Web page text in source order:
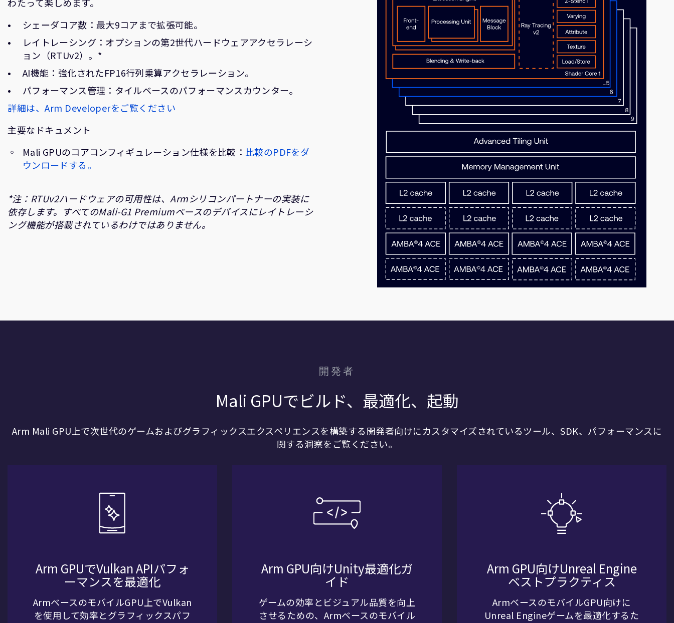
シェーダコア数：最大9コアまで拡張可能。
レイトレーシング：オプションの第2世代ハードウェアアクセラレーシ
ョン（RTUv2）。*
AI機能：強化されたFP16行列乗算アクセラレーション。
パフォーマンス管理：タイルベースのパフォーマンスカウンター。
詳細は、Arm Developerをご覧ください
主要なドキュメント
Mali GPUのコアコンフィギュレーション仕様を比較： 比較のPDFをダ
ウンロードする。
*注：RTUv2ハードウェアの可用性は、Armシリコンパートナーの実装に
依存します。すべてのMali-G1 Premiumベースのデバイスにレイトレーシ
ング機能が搭載されているわけではありません。
開発者
Mali GPUでビルド、最適化、起動
Arm Mali GPU上で次世代のゲームおよびグラフィックスエクスペリエンスを構築する開発者向けにカスタマイズされているツール、SDK、パフォーマンスに
関する洞察をご覧ください。
Arm GPUでVulkan APIパフォ
ーマンスを最適化
ArmベースのモバイルGPU上でVulkan
を使用して効率とグラフィックスパフ
Arm GPU向けUnity最適化ガ
イド
ゲームの効率とビジュアル品質を向上
させるための、Armベースのモバイル
Arm GPU向けUnreal Engine
ベストプラクティス
ArmベースのモバイルGPU向けに
Unreal Engineゲームを最適化するた